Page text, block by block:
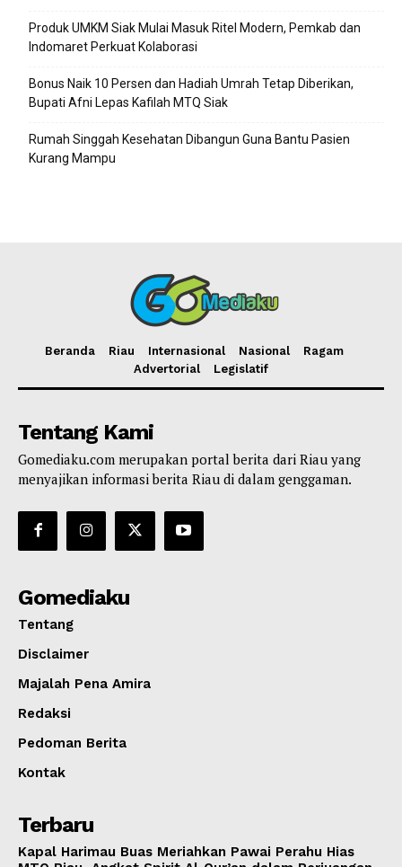
Produk UMKM Siak Mulai Masuk Ritel Modern, Pemkab dan
Indomaret Perkuat Kolaborasi
Bonus Naik 10 Persen dan Hadiah Umrah Tetap Diberikan,
Bupati Afni Lepas Kafilah MTQ Siak
Rumah Singgah Kesehatan Dibangun Guna Bantu Pasien
Kurang Mampu
Beranda Riau Internasional Nasional
Ragam
Advertorial
Legislatif
Tentang Kami
Gomediaku.com merupakan portal berita dari Riau yang
menyajikan informasi berita Riau di dalam genggaman.
Gomediaku
Tentang
Disclaimer
Majalah Pena Amira
Redaksi
Pedoman Berita
Kontak
Terbaru
Kapal Harimau Buas Meriahkan Pawai Perahu Hias